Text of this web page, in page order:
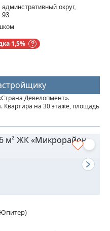
округ,
93
1,5%
Девелопмент».
Квартира на 30 этаже, площадь
2025 года. Четыре 32-